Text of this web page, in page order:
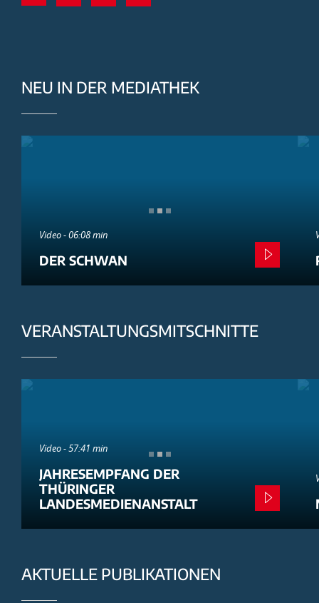
NEU IN DER MEDIATHEK
Video - 06:08 min
DER SCHWAN
VERANSTALTUNGSMITSCHNITTE
Video - 57:41 min
JAHRESEMPFANG DER
THÜRINGER
LANDESMEDIENANSTALT
AKTUELLE PUBLIKATIONEN